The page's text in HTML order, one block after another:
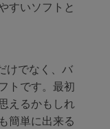
すいソフトと
けでなく、バ
トです。最初
えるかもしれ
簡単に出来る